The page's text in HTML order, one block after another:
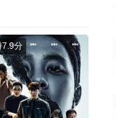
7.9分